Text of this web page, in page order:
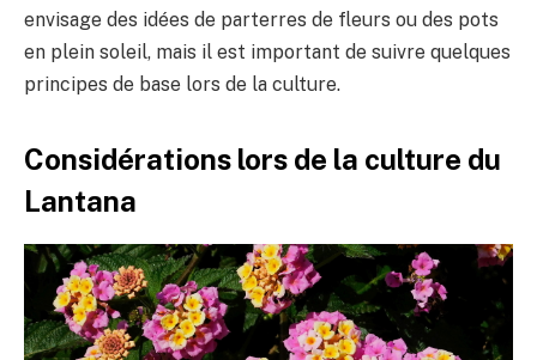
envisage des idées de parterres de fleurs ou des pots
en plein soleil, mais il est important de suivre quelques
principes de base lors de la culture.
Considérations lors de la culture du
Lantana